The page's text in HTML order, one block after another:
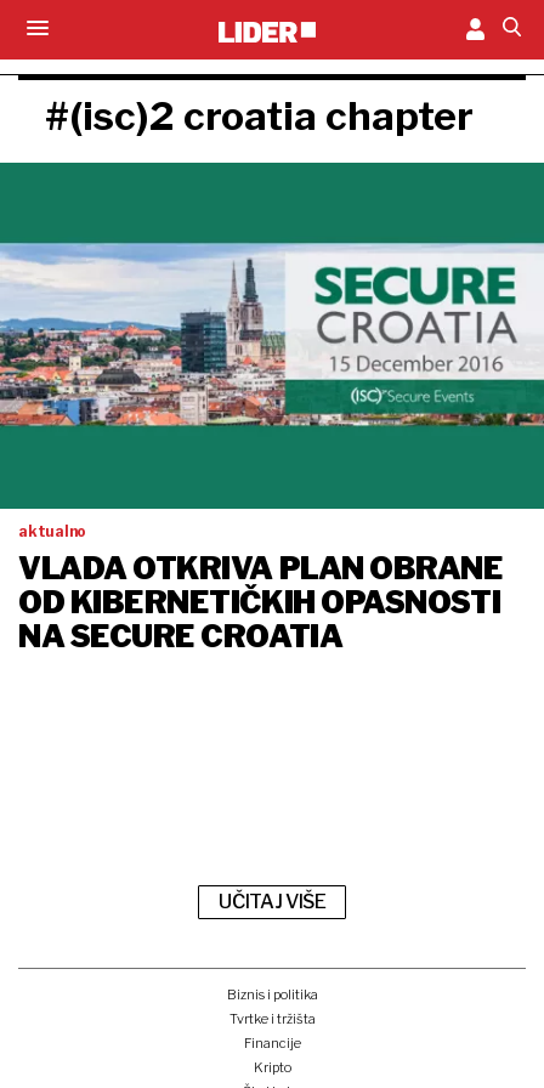
#(isc)2 croatia chapter
aktualno
VLADA OTKRIVA PLAN OBRANE
OD KIBERNETIČKIH OPASNOSTI
NA SECURE CROATIA
UČITAJ VIŠE
Biznis i politika
Tvrtke i tržišta
Financije
Kripto